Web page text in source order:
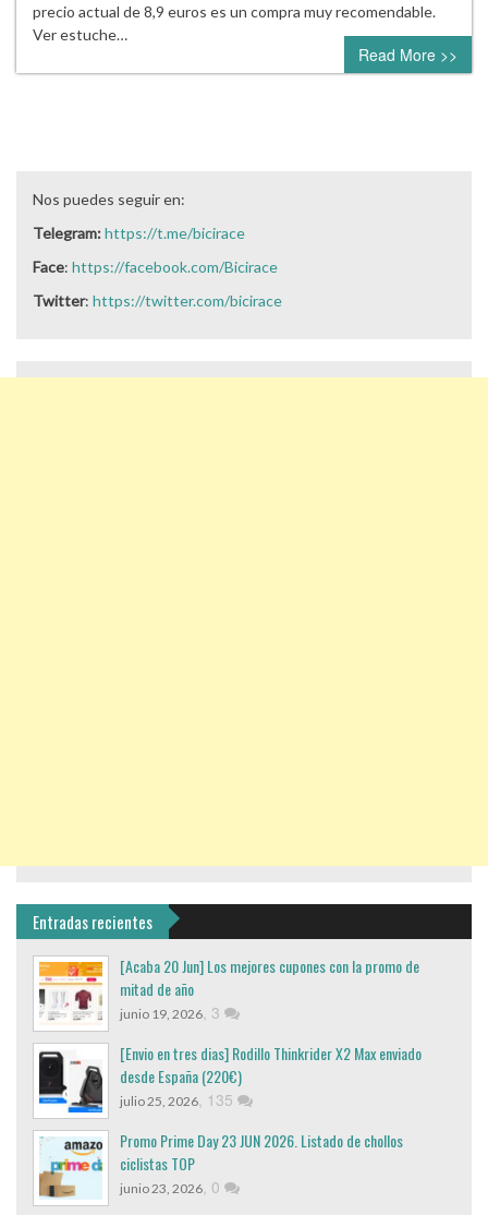
precio actual de 8,9 euros es un compra muy recomendable.
Ver estuche…
Read More >>
Nos puedes seguir en:
Telegram:https://t.me/bicirace
Face: https://facebook.com/Bicirace
Twitter: https://twitter.com/bicirace
Entradas recientes
[Acaba 20 Jun] Los mejores cupones con la promo de
mitad de año
junio 19, 2026, 3
[Envio en tres dias] Rodillo Thinkrider X2 Max enviado
desde España (220€)
julio 25, 2026, 135
Promo Prime Day 23 JUN 2026. Listado de chollos
ciclistas TOP
junio 23, 2026, 0